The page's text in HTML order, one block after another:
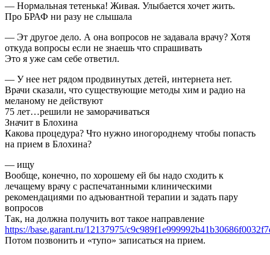
— Нормальная тетенька! Живая. Улыбается хочет жить.
Про БРАФ ни разу не слышала
— Эт другое дело. А она вопросов не задавала врачу? Хотя
откуда вопросы если не знаешь что спрашивать
Это я уже сам себе ответил.
— У нее нет рядом продвинутых детей, интернета нет.
Врачи сказали, что существующие методы хим и радио на
меланому не действуют
75 лет…решили не заморачиваться
Значит в Блохина
Какова процедура? Что нужно иногороднему чтобы попасть
на прием в Блохина?
— ищу
Вообще, конечно, по хорошему ей бы надо сходить к
лечащему врачу с распечатанными клиническими
рекомендациями по адъювантной терапии и задать пару
вопросов
Так, на должна получить вот такое направление
https://base.garant.ru/12137975/
Потом позвонить и «тупо» записаться на прием.